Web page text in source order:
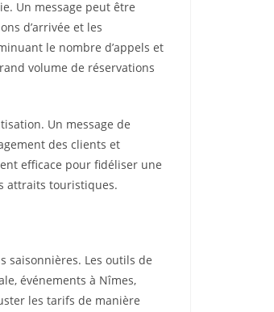
Un message peut être
d’arrivée et les
le nombre d’appels et
volume de réservations
Un message de
des clients et
efficace pour fidéliser une
attraits touristiques.
saisonnières. Les outils de
événements à Nîmes,
les tarifs de manière